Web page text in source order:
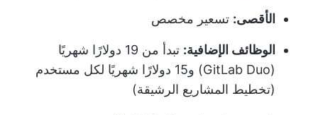
الأقصى: تسعير مخصص
الوظائف الإضافية:
تبدأ من 19 دولارًا شهريًا
(GitLab Duo) و15 دولارًا شهريًا لكل مستخدم
(تخطيط المشاريع الرشيقة)